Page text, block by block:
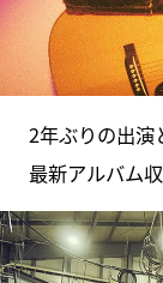
2年ぶりの出演
最新アルバム